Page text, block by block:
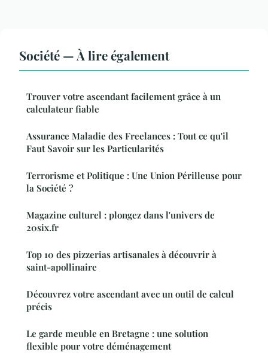
Société — À lire également
Trouver votre ascendant facilement grâce à un
calculateur fiable
Assurance Maladie des Freelances : Tout ce qu'il
Faut Savoir sur les Particularités
Terrorisme et Politique : Une Union Périlleuse pour
la Société ?
Magazine culturel : plongez dans l'univers de
20six.fr
Top 10 des pizzerias artisanales à découvrir à
saint-apollinaire
Découvrez votre ascendant avec un outil de calcul
précis
Le garde meuble en Bretagne : une solution
flexible pour votre déménagement